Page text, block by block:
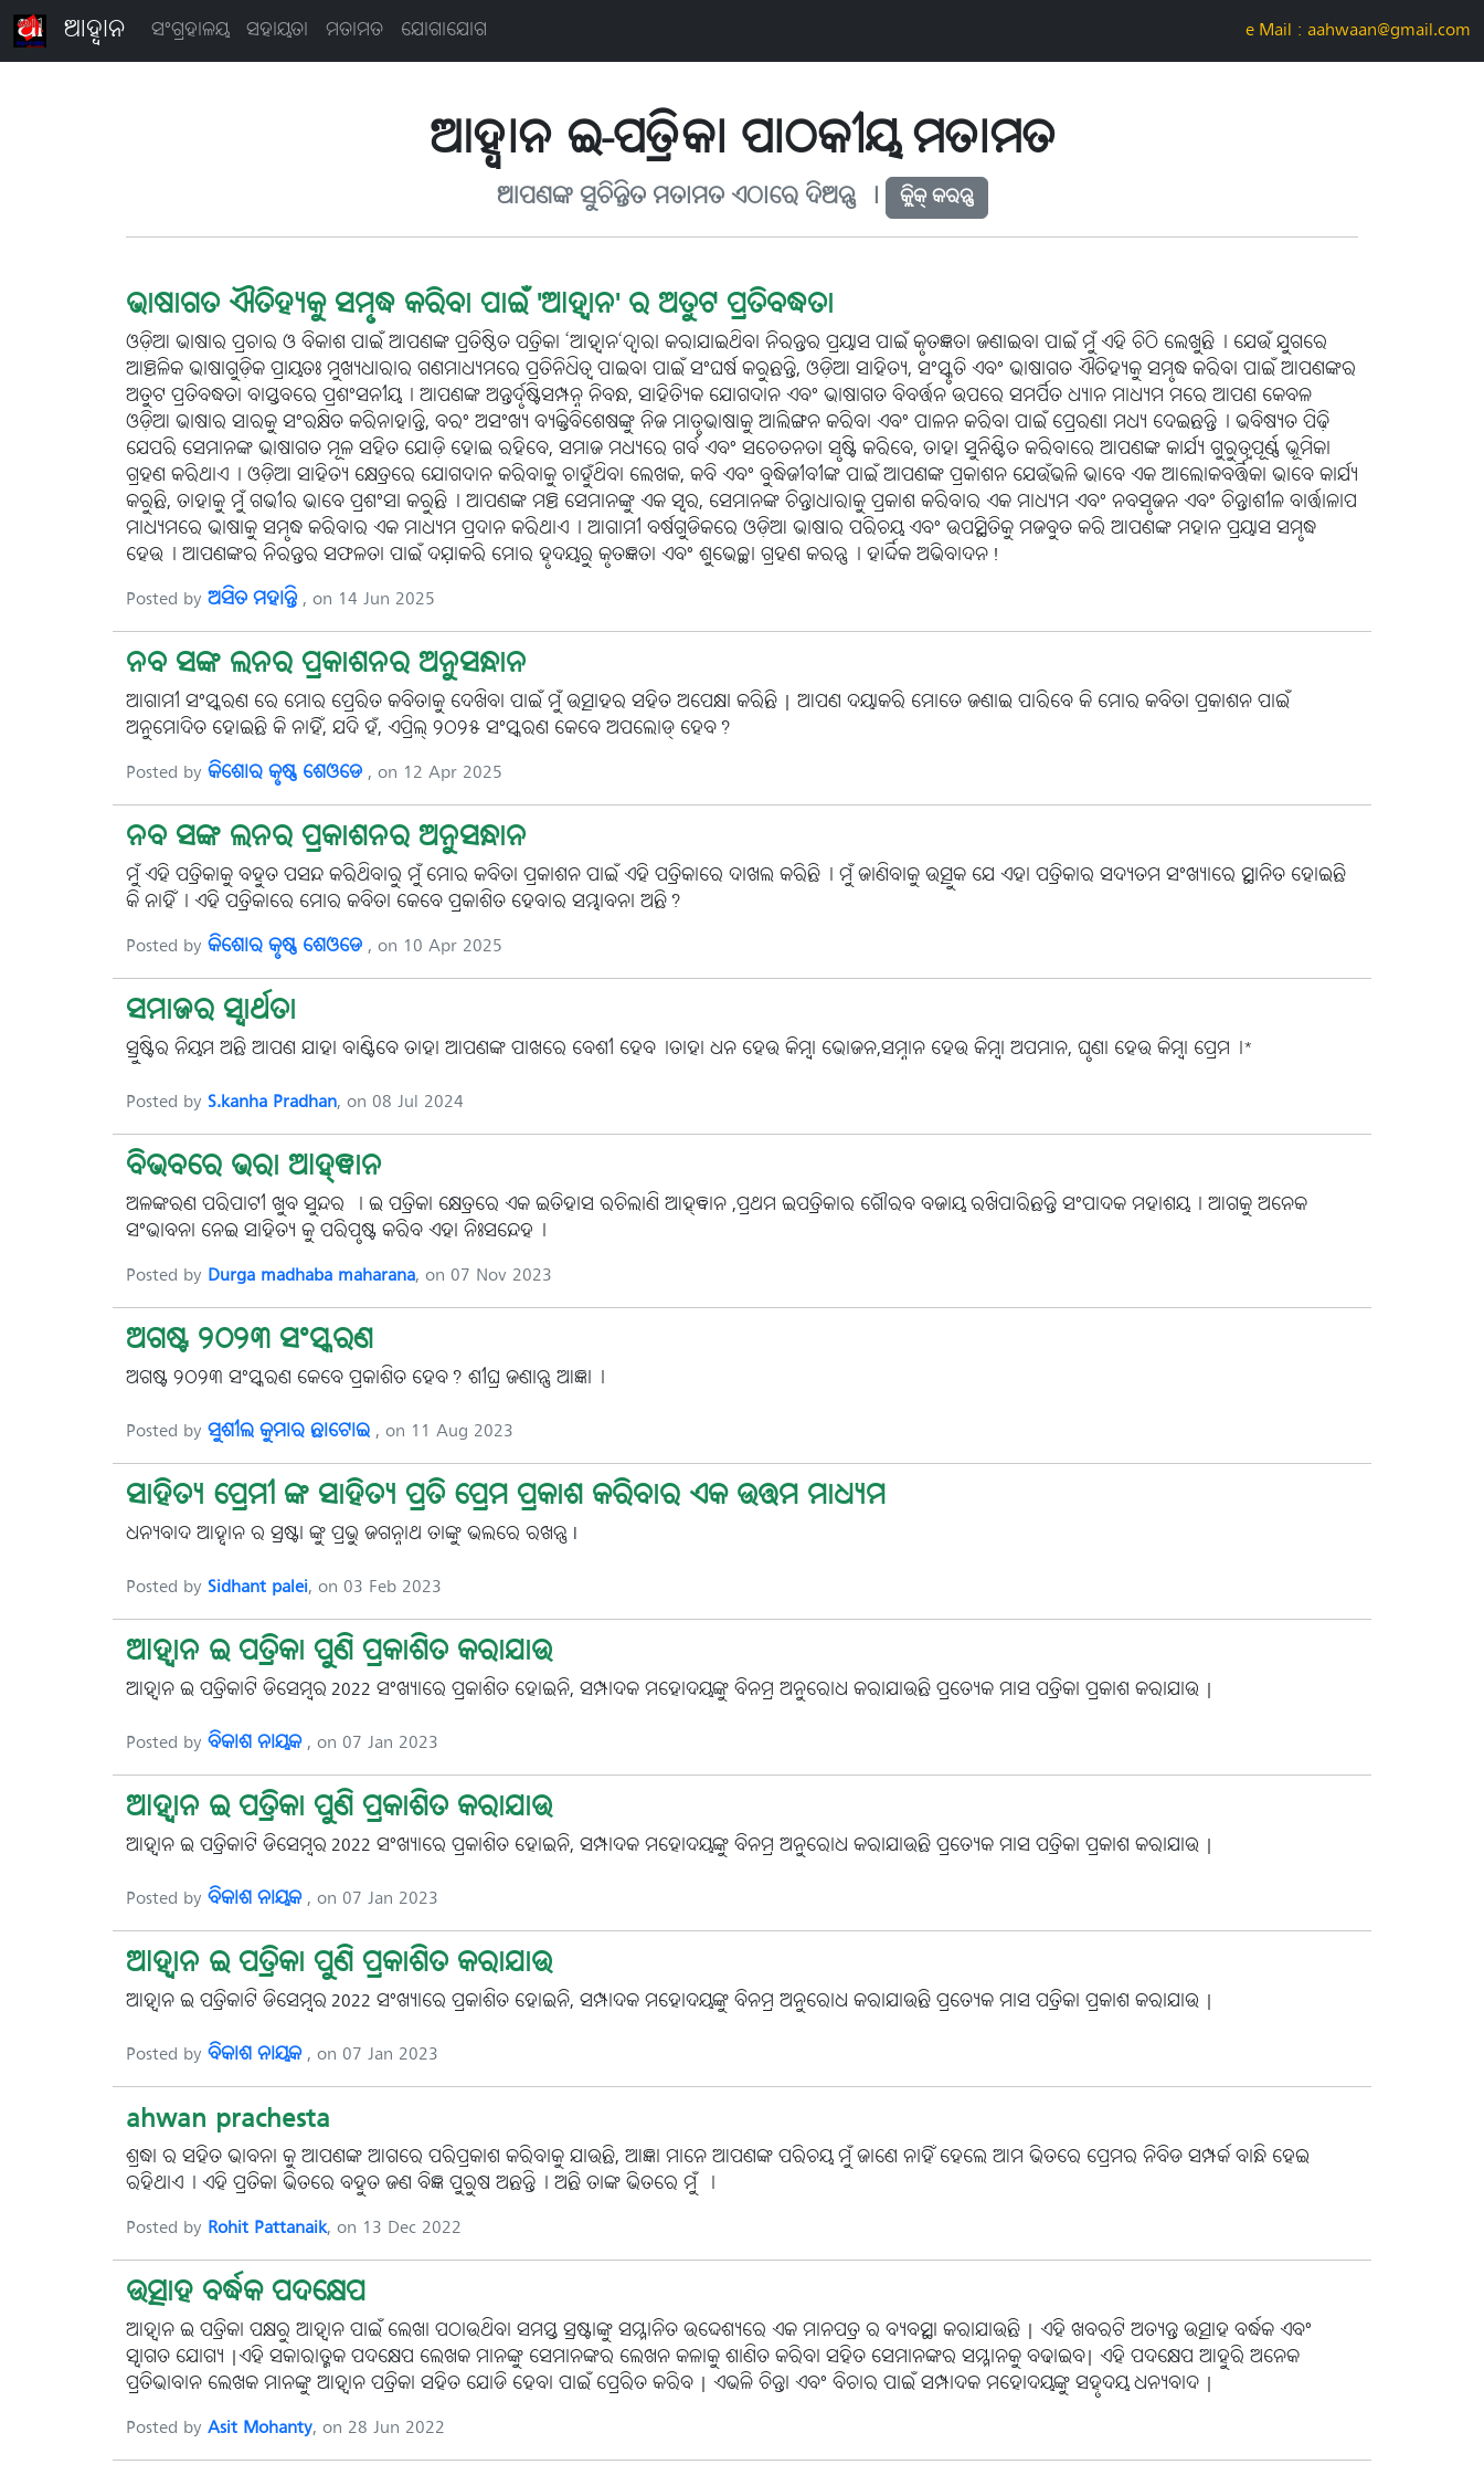
ଆହ୍ବାନ ସଂଗ୍ରହାଳୟ ସହାୟତା ମତାମତ ଯୋଗାଯୋଗ e-Mail : aahwaan@gmail.com
ଆହ୍ବାନ ଇ-ପତ୍ରିକା ପାଠକୀୟ ମତାମତ
ଆପଣଙ୍କ ସୁଚିନ୍ତିତ ମତାମତ ଏଠାରେ ଦିଅନ୍ତୁ ୤ କ୍ଲିକ୍ କରନ୍ତୁ
ଭାଷାଗତ ଐତିହ୍ୟକୁ ସମୃଦ୍ଧ କରିବା ପାଇଁ 'ଆହ୍ୱାନ' ର ଅତୁଟ ପ୍ରତିବଦ୍ଧତା
ଓଡ଼ିଆ ଭାଷାର ପ୍ରଚାର ଓ ବିକାଶ ପାଇଁ ଆପଣଙ୍କ ପ୍ରତିଷ୍ଠିତ ପତ୍ରିକା ‘ଆହ୍ୱାନ‘ଦ୍ୱାରା କରାଯାଇଥିବା ନିରନ୍ତର ପ୍ରୟାସ ପାଇଁ କୃତଜ୍ଞତା ଜଣାଇବା ପାଇଁ ମୁଁ ଏହି ଚିଠି ଲେଖୁଛି। ଯେଉଁ ଯୁଗରେ
ଆଞ୍ଚଳିକ ଭାଷାଗୁଡ଼ିକ ପ୍ରାୟତଃ ମୁଖ୍ୟଧାରାର ଗଣମାଧ୍ୟମରେ ପ୍ରତିନିଧିତ୍ୱ ପାଇବା ପାଇଁ ସଂଘର୍ଷ କରୁଛନ୍ତି, ଓଡ଼ିଆ ସାହିତ୍ୟ, ସଂସ୍କୃତି ଏବଂ ଭାଷାଗତ ଐତିହ୍ୟକୁ ସମୃଦ୍ଧ କରିବା ପାଇଁ ଆପଣଙ୍କର
ଅତୁଟ ପ୍ରତିବଦ୍ଧତା ବାସ୍ତବରେ ପ୍ରଶଂସନୀୟ। ଆପଣଙ୍କ ଅନ୍ତର୍ଦୃଷ୍ଟିସମ୍ପନ୍ନ ନିବନ୍ଧ, ସାହିତ୍ୟିକ ଯୋଗଦାନ ଏବଂ ଭାଷାଗତ ବିବର୍ତ୍ତନ ଉପରେ ସମର୍ପିତ ଧ୍ୟାନ ମାଧ୍ୟମ ମରେ ଆପଣ କେବଳ
ଓଡ଼ିଆ ଭାଷାର ସାରକୁ ସଂରକ୍ଷିତ କରିନାହାନ୍ତି, ବରଂ ଅସଂଖ୍ୟ ବ୍ୟକ୍ତିବିଶେଷଙ୍କୁ ନିଜ ମାତୃଭାଷାକୁ ଆଲିଙ୍ଗନ କରିବା ଏବଂ ପାଳନ କରିବା ପାଇଁ ପ୍ରେରଣା ମଧ୍ୟ ଦେଇଛନ୍ତି। ଭବିଷ୍ୟତ ପିଢ଼ି
ଯେପରି ସେମାନଙ୍କ ଭାଷାଗତ ମୂଳ ସହିତ ଯୋଡ଼ି ହୋଇ ରହିବେ, ସମାଜ ମଧ୍ୟରେ ଗର୍ବ ଏବଂ ସଚେତନତା ସୃଷ୍ଟି କରିବେ, ତାହା ସୁନିଶ୍ଚିତ କରିବାରେ ଆପଣଙ୍କ କାର୍ଯ୍ୟ ଗୁରୁତ୍ୱପୂର୍ଣ୍ଣ ଭୂମିକା
ଗ୍ରହଣ କରିଥାଏ। ଓଡ଼ିଆ ସାହିତ୍ୟ କ୍ଷେତ୍ରରେ ଯୋଗଦାନ କରିବାକୁ ଚାହୁଁଥିବା ଲେଖକ, କବି ଏବଂ ବୁଦ୍ଧିଜୀବୀଙ୍କ ପାଇଁ ଆପଣଙ୍କ ପ୍ରକାଶନ ଯେଉଁଭଳି ଭାବେ ଏକ ଆଲୋକବର୍ତ୍ତିକା ଭାବେ କାର୍ଯ୍ୟ
କରୁଛି, ତାହାକୁ ମୁଁ ଗଭୀର ଭାବେ ପ୍ରଶଂସା କରୁଛି। ଆପଣଙ୍କ ମଞ୍ଚ ସେମାନଙ୍କୁ ଏକ ସ୍ୱର, ସେମାନଙ୍କ ଚିନ୍ତାଧାରାକୁ ପ୍ରକାଶ କରିବାର ଏକ ମାଧ୍ୟମ ଏବଂ ନବସୃଜନ ଏବଂ ଚିନ୍ତାଶୀଳ ବାର୍ତ୍ତାଳାପ
ମାଧ୍ୟମରେ ଭାଷାକୁ ସମୃଦ୍ଧ କରିବାର ଏକ ମାଧ୍ୟମ ପ୍ରଦାନ କରିଥାଏ। ଆଗାମୀ ବର୍ଷଗୁଡିକରେ ଓଡ଼ିଆ ଭାଷାର ପରିଚୟ ଏବଂ ଉପସ୍ଥିତିକୁ ମଜବୁତ କରି ଆପଣଙ୍କ ମହାନ ପ୍ରୟାସ ସମୃଦ୍ଧ
ହେଉ। ଆପଣଙ୍କର ନିରନ୍ତର ସଫଳତା ପାଇଁ ଦଯ଼ାକରି ମୋର ହୃଦୟରୁ କୃତଜ୍ଞତା ଏବଂ ଶୁଭେଚ୍ଛା ଗ୍ରହଣ କରନ୍ତୁ। ହାର୍ଦ୍ଦିକ ଅଭିବାଦନ!
Posted by ଅସିତ ମହାନ୍ତି, on 14 Jun 2025
ନବ ସଙ୍କ ଲନର ପ୍ରକାଶନର ଅନୁସନ୍ଧାନ
ଆଗାମୀ ସଂସ୍କରଣ ରେ ମୋର ପ୍ରେରିତ କବିତାକୁ ଦେଖିବା ପାଇଁ ମୁଁ ଉତ୍ସାହର ସହିତ ଅପେକ୍ଷା କରିଛି | ଆପଣ ଦୟାକରି ମୋତେ ଜଣାଇ ପାରିବେ କି ମୋର କବିତା ପ୍ରକାଶନ ପାଇଁ
ଅନୁମୋଦିତ ହୋଇଛି କି ନାହିଁ, ଯଦି ହଁ, ଏପ୍ରିଲ୍ ୨୦୨୫ ସଂସ୍କରଣ କେବେ ଅପଲୋଡ୍ ହେବ?
Posted by କିଶୋର କୃଷ୍ଣ ଶେଓଡେ , on 12 Apr 2025
ନବ ସଙ୍କ ଲନର ପ୍ରକାଶନର ଅନୁସନ୍ଧାନ
ମୁଁ ଏହି ପତ୍ରିକାକୁ ବହୁତ ପସନ୍ଦ କରିଥିବାରୁ ମୁଁ ମୋର କବିତା ପ୍ରକାଶନ ପାଇଁ ଏହି ପତ୍ରିକାରେ ଦାଖଲ କରିଛି। ମୁଁ ଜାଣିବାକୁ ଉତ୍ସୁକ ଯେ ଏହା ପତ୍ରିକାର ସଦ୍ୟତମ ସଂଖ୍ୟାରେ ସ୍ଥାନିତ ହୋଇଛି
କି ନାହିଁ। ଏହି ପତ୍ରିକାରେ ମୋର କବିତା କେବେ ପ୍ରକାଶିତ ହେବାର ସମ୍ଭାବନା ଅଛି?
Posted by କିଶୋର କୃଷ୍ଣ ଶେଓଡେ , on 10 Apr 2025
ସମାଜର ସ୍ୱାର୍ଥତା
ସ୍ରୁଷ୍ଟିର ନିୟମ ଅଛି ଆପଣ ଯାହା ବାଣ୍ଟିବେ ତାହା ଆପଣଙ୍କ ପାଖରେ ବେଶୀ ହେବ।ତାହା ଧନ ହେଉ କିମ୍ବା ଭୋଜନ,ସମ୍ନାନ ହେଉ କିମ୍ବା ଅପମାନ, ଘୃଣା ହେଉ କିମ୍ବା ପ୍ରେମ।*
Posted by S.kanha Pradhan, on 08 Jul 2024
ବିଭବରେ ଭରା ଆହ୍ଵାନ
ଅଳଙ୍କରଣ ପରିପାଟୀ ଖୁବ ସୁନ୍ଦର । ଇ ପତ୍ରିକା କ୍ଷେତ୍ରରେ ଏକ ଇତିହାସ ରଚିଲାଣି ଆହ୍ଵାନ ,ପ୍ରଥମ ଇପତ୍ରିକାର ଗୌରବ ବଜାୟ ରଖିପାରିଛନ୍ତି ସଂପାଦକ ମହାଶୟ। ଆଗକୁ ଅନେକ
ସଂଭାବନା ନେଇ ସାହିତ୍ୟ କୁ ପରିପୃଷ୍ଟ କରିବ ଏହା ନିଃସନ୍ଦେହ।
Posted by Durga madhaba maharana, on 07 Nov 2023
ଅଗଷ୍ଟ ୨୦୨୩ ସଂସ୍କରଣ
ଅଗଷ୍ଟ ୨୦୨୩ ସଂସ୍କରଣ କେବେ ପ୍ରକାଶିତ ହେବ? ଶୀଘ୍ର ଜଣାନ୍ତୁ ଆଜ୍ଞା।
Posted by ସୁଶୀଲ କୁମାର ଛାଟୋଇ , on 11 Aug 2023
ସାହିତ୍ୟ ପ୍ରେମୀ ଙ୍କ ସାହିତ୍ୟ ପ୍ରତି ପ୍ରେମ ପ୍ରକାଶ କରିବାର ଏକ ଉତ୍ତମ ମାଧ୍ୟମ
ଧନ୍ୟବାଦ ଆହ୍ବାନ ର ସ୍ରଷ୍ଟା ଙ୍କୁ ପ୍ରଭୁ ଜଗନ୍ନାଥ ତାଙ୍କୁ ଭଲରେ ରଖନ୍ତୁ l
Posted by Sidhant palei, on 03 Feb 2023
ଆହ୍ୱାନ ଇ ପତ୍ରିକା ପୁଣି ପ୍ରକାଶିତ କରାଯାଉ
ଆହ୍ୱାନ ଇ ପତ୍ରିକାଟି ଡିସେମ୍ବର-2022 ସଂଖ୍ୟାରେ ପ୍ରକାଶିତ ହୋଇନି, ସମ୍ପାଦକ ମହୋଦୟଙ୍କୁ ବିନମ୍ର ଅନୁରୋଧ କରାଯାଉଛି ପ୍ରତ୍ୟେକ ମାସ ପତ୍ରିକା ପ୍ରକାଶ କରାଯାଉ |
Posted by ବିକାଶ ନାୟକ, on 07 Jan 2023
ଆହ୍ୱାନ ଇ ପତ୍ରିକା ପୁଣି ପ୍ରକାଶିତ କରାଯାଉ
ଆହ୍ୱାନ ଇ ପତ୍ରିକାଟି ଡିସେମ୍ବର-2022 ସଂଖ୍ୟାରେ ପ୍ରକାଶିତ ହୋଇନି, ସମ୍ପାଦକ ମହୋଦୟଙ୍କୁ ବିନମ୍ର ଅନୁରୋଧ କରାଯାଉଛି ପ୍ରତ୍ୟେକ ମାସ ପତ୍ରିକା ପ୍ରକାଶ କରାଯାଉ |
Posted by ବିକାଶ ନାୟକ, on 07 Jan 2023
ଆହ୍ୱାନ ଇ ପତ୍ରିକା ପୁଣି ପ୍ରକାଶିତ କରାଯାଉ
ଆହ୍ୱାନ ଇ ପତ୍ରିକାଟି ଡିସେମ୍ବର-2022 ସଂଖ୍ୟାରେ ପ୍ରକାଶିତ ହୋଇନି, ସମ୍ପାଦକ ମହୋଦୟଙ୍କୁ ବିନମ୍ର ଅନୁରୋଧ କରାଯାଉଛି ପ୍ରତ୍ୟେକ ମାସ ପତ୍ରିକା ପ୍ରକାଶ କରାଯାଉ |
Posted by ବିକାଶ ନାୟକ, on 07 Jan 2023
ahwan prachesta
ଶ୍ରଦ୍ଧା ର ସହିତ ଭାବନା କୁ ଆପଣଙ୍କ ଆଗରେ ପରିପ୍ରକାଶ କରିବାକୁ ଯାଉଛି, ଆଜ୍ଞା ମାନେ ଆପଣଙ୍କ ପରିଚୟ ମୁଁ ଜାଣେ ନାହିଁ ହେଲେ ଆମ ଭିତରେ ପ୍ରେମର ନିବିଡ ସମ୍ପର୍କ ବାନ୍ଧି ହେଇ
ରହିଥାଏ। ଏହି ପ୍ରତିକା ଭିତରେ ବହୁତ ଜଣ ବିଜ୍ଞ ପୁରୁଷ ଅଛନ୍ତି। ଅଛି ତାଙ୍କ ଭିତରେ ମୁଁ ।
Posted by Rohit Pattanaik, on 13 Dec 2022
ଉତ୍ସାହ ବର୍ଦ୍ଧକ ପଦକ୍ଷେପ
ଆହ୍ୱାନ ଇ ପତ୍ରିକା ପକ୍ଷରୁ ଆହ୍ୱାନ ପାଇଁ ଲେଖା ପଠାଉଥିବା ସମସ୍ତ ସ୍ରଷ୍ଟାଙ୍କୁ ସମ୍ମାନିତ ଉଦ୍ଦେଶ୍ୟରେ ଏକ ମାନପତ୍ର ର ବ୍ୟବସ୍ଥା କରାଯାଉଛି | ଏହି ଖବରଟି ଅତ୍ୟନ୍ତ ଉତ୍ସାହ ବର୍ଦ୍ଧକ ଏବଂ
ସ୍ୱାଗତ ଯୋଗ୍ୟ |ଏହି ସକାରାତ୍ମକ ପଦକ୍ଷେପ ଲେଖକ ମାନଙ୍କୁ ସେମାନଙ୍କର ଲେଖନ କଳାକୁ ଶାଣିତ କରିବା ସହିତ ସେମାନଙ୍କର ସମ୍ମାନକୁ ବଢାଇବ| ଏହି ପଦକ୍ଷେପ ଆହୁରି ଅନେକ
ପ୍ରତିଭାବାନ ଲେଖକ ମାନଙ୍କୁ ଆହ୍ୱାନ ପତ୍ରିକା ସହିତ ଯୋଡି ହେବା ପାଇଁ ପ୍ରେରିତ କରିବ | ଏଭଳି ଚିନ୍ତା ଏବଂ ବିଚାର ପାଇଁ ସମ୍ପାଦକ ମହୋଦୟଙ୍କୁ ସହୃଦୟ ଧନ୍ୟବାଦ |
Posted by Asit Mohanty, on 28 Jun 2022